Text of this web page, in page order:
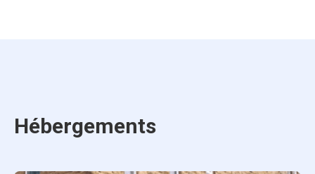
Hébergements